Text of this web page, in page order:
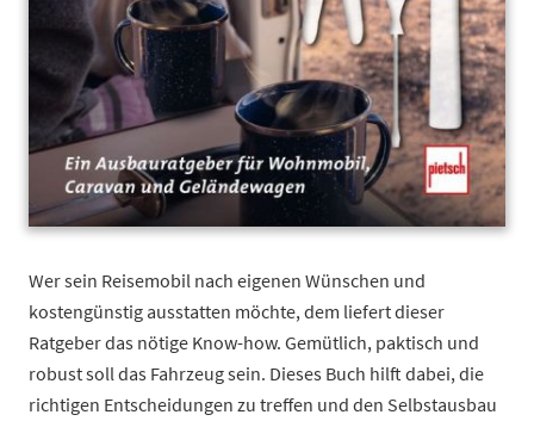
Wer sein Reisemobil nach eigenen Wünschen und
kostengünstig ausstatten möchte, dem liefert dieser
Ratgeber das nötige Know-how. Gemütlich, paktisch und
robust soll das Fahrzeug sein. Dieses Buch hilft dabei, die
richtigen Entscheidungen zu treffen und den Selbstausbau